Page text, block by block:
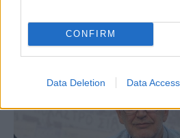
CONFIRM
Data Deletion Data Access
σχεδιασμού εν όψει της